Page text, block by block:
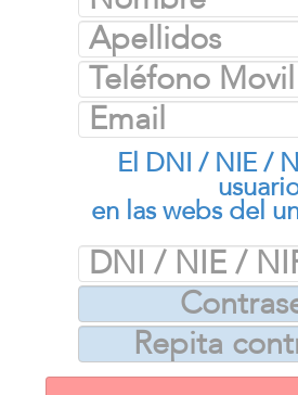
El DNI / NIE /
en las webs del